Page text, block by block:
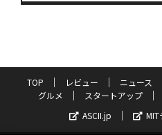
TOP レビュー ニュース
グルメ
スタートアップ
ASCII.jp